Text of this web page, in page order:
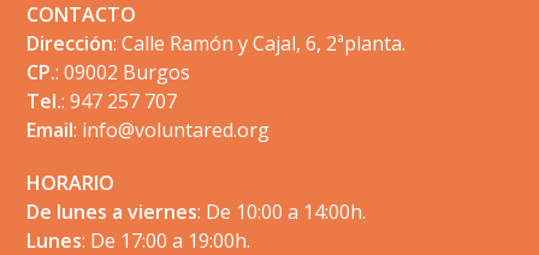
CONTACTO
Dirección: Calle Ramón y Cajal, 6, 2ªplanta.
CP.: 09002 Burgos
Tel.: 947 257 707
Email: info@voluntared.org
HORARIO
De lunes a viernes: De 10:00 a 14:00h.
Lunes: De 17:00 a 19:00h.